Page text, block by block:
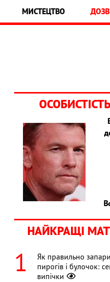
МИСТЕЦТВО
НАЙКРАЩІ
Як правильно
пирогів і булочок:
випічки